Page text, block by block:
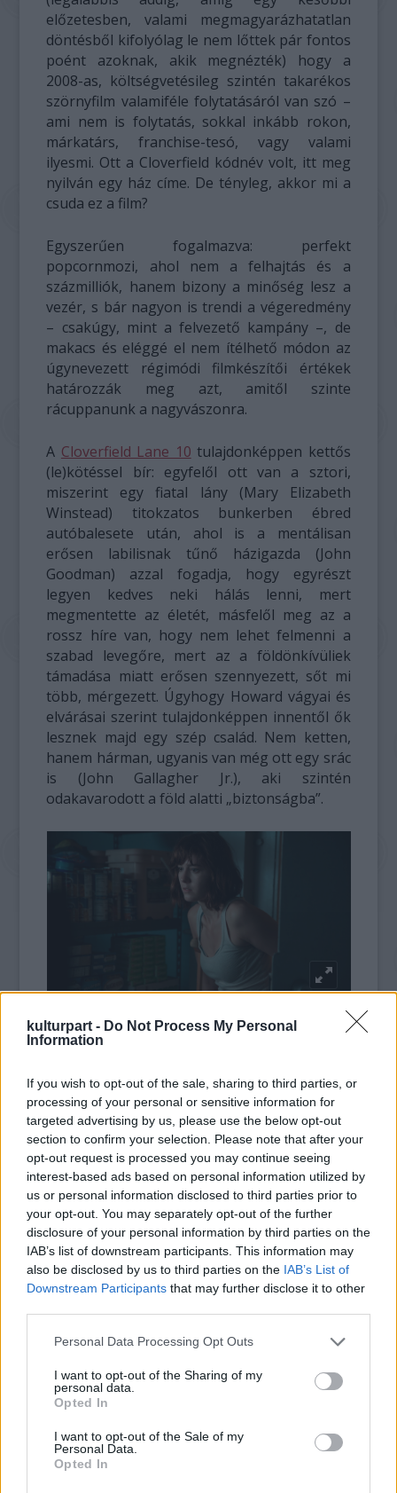
kulturpart - Do Not Process My Personal
Information
If you wish to opt-out of the sale, sharing to third parties, or
processing of your personal or sensitive information for
targeted advertising by us, please use the below opt-out
section to confirm your selection. Please note that after your
opt-out request is processed you may continue seeing
interest-based ads based on personal information utilized by
us or personal information disclosed to third parties prior to
your opt-out. You may separately opt-out of the further
disclosure of your personal information by third parties on the
IAB’s list of downstream participants. This information may
also be disclosed by us to third parties on the IAB’s List of
Downstream Participants that may further disclose it to other
Please note that this website/app uses one or more Google
not limited to your visit or usage behaviour. You may click to
grant or deny consent to Google and its third-party tags to
use your data for below specified purposes in below Google
consent section.
Personal Data Processing Opt Outs
I want to opt-out of the Sharing of my
personal data.
Opted In
I want to opt-out of the Sale of my
Personal Data.
Opted In
előzetesben, valami megmagyarázhatatlan
döntésből kifolyólag le nem lőttek pár fontos
poént azoknak, akik megnézték) hogy a
2008-as, költségvetésileg szintén takarékos
szörnyfilm valamiféle folytatásáról van szó –
ami nem is folytatás, sokkal inkább rokon,
márkatárs, franchise-tesó, vagy valami
ilyesmi. Ott a Cloverfield kódnév volt, itt meg
nyilván egy ház címe. De tényleg, akkor mi a
csuda ez a film?
Egyszerűen fogalmazva: perfekt
popcornmozi, ahol nem a felhajtás és a
százmilliók, hanem bizony a minőség lesz a
vezér, s bár nagyon is trendi a végeredmény
– csakúgy, mint a felvezető kampány –, de
makacs és eléggé el nem ítélhető módon az
úgynevezett régimódi filmkészítői értékek
határozzák meg azt, amitől szinte
rácuppanunk a nagyvászonra.
A Cloverfield Lane 10 tulajdonképpen kettős
(le)kötéssel bír: egyfelől ott van a sztori,
miszerint egy fiatal lány (Mary Elizabeth
Winstead) titokzatos bunkerben ébred
autóbalesete után, ahol is a mentálisan
erősen labilisnak tűnő házigazda (John
Goodman) azzal fogadja, hogy egyrészt
legyen kedves neki hálás lenni, mert
megmentette az életét, másfelől meg az a
rossz híre van, hogy nem lehet felmenni a
szabad levegőre, mert az a földönkívüliek
támadása miatt erősen szennyezett, sőt mi
több, mérgezett. Úgyhogy Howard vágyai és
elvárásai szerint tulajdonképpen innentől ők
lesznek majd egy szép család. Nem ketten,
hanem hárman, ugyanis van még ott egy srác
is (John Gallagher Jr.), aki szintén
odakavarodott a föld alatti „biztonságba”.
Na most ugye az a nagy kérdés, hogy
azért találta ki ezt az egész tudományos-
fantasztikus apokalipszist, hogy szerezzen
magának egy élő lencsibabát, vagy pedig
igazat beszél – de akkor még mindig ott van a
lehetőség, hogy attól még Howard lehet
életveszélyes elmebeteg. Hiszen a világvégét
simán túlélhetik a sorozatgyilkosok,
nemdebár? Michelle-re nézve az egyik verzió
aggasztóbb, mint a másik, számunkra viszont
pont így jó ez az egész, mert ugye van itt
nekünk egy film, amiben percenként történik
valami, amin lehet izgulni, s közben meg azon
is lehet izgulni, hogy milyen filmen is izgulunk
tulajdonképpen. S lényegi kérdés ám az is,
inkább velünk?
becsapva, mármint blöffszerűen biztosan
nem: megkapjuk a válaszainkat, s ezek olyan